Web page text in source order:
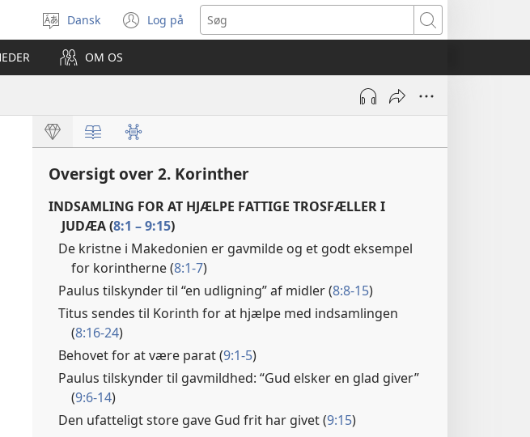
Vælg
sprog
Dansk Log på
(åbner
nyt
Søg
OM OS
Oversigt over 2. Korinther
INDSAMLING FOR AT HJÆLPE FATTIGE TROSFÆLLER I
JUDÆA (8:1 – 9:15)
De kristne i Makedonien er gavmilde og et godt eksempel
for korintherne (8:1-7)
Paulus tilskynder til “en udligning” af midler (8:8-15)
Titus sendes til Korinth for at hjælpe med indsamlingen
(8:16-24)
Behovet for at være parat (9:1-5)
Paulus tilskynder til gavmildhed: “Gud elsker en glad giver”
(9:6-14)
Den ufatteligt store gave Gud frit har givet (9:15)